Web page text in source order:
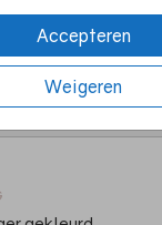
Accepteren
Weigeren
in papiersoorten
uur besteld ➝
levering